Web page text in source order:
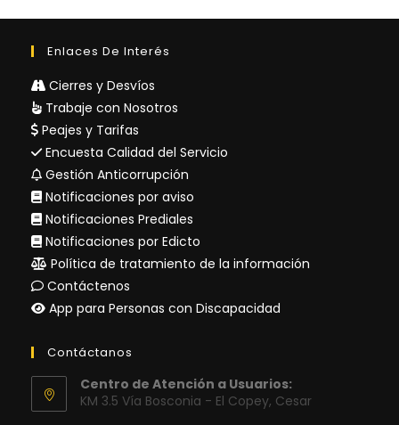
Enlaces De Interés
Cierres y Desvíos
Trabaje con Nosotros
Peajes y Tarifas
Encuesta Calidad del Servicio
Gestión Anticorrupción
Notificaciones por aviso
Notificaciones Prediales
Notificaciones por Edicto
Política de tratamiento de la información
Contáctenos
App para Personas con Discapacidad
Contáctanos
Centro de Atención a Usuarios:
KM 3.5 Vía Bosconia - El Copey, Cesar